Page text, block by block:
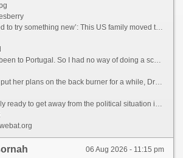
new’: This US family moved to Italy sight unseen nine years ago and never looked back
no way of doing a scouting trip or anything,” she says. “I thought, ‘I’m going to go over there. And If I don’t like Portugal, then I’ll move to Spain or France.’”
burner for a while, Dreyfuss says that the Covid-19 pandemic in 2021 ultimately prompted her to finally leave the US permanently.
to get away from the political situation in the United States,” she admits.
06 Aug 2026 - 11:15 pm